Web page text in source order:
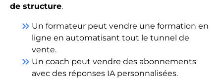
de structure.
keyboard_double_arrow_right Un formateur peut vendre une formation en
ligne en automatisant tout le tunnel de
vente.
keyboard_double_arrow_right Un coach peut vendre des abonnements
avec des réponses IA personnalisées.